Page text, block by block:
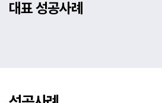
대표 성공사례